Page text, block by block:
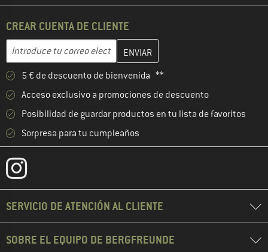
CREAR CUENTA DE CLIENTE
Dirección de correo electrónico
Introduce aquí tu dirección de correo electrónico y crea tu
5 € de descuento de bienvenida **
Acceso exclusivo a promociones de descuento
Posibilidad de guardar productos en tu lista de favoritos
Sorpresa para tu cumpleaños
SERVICIO DE ATENCIÓN AL CLIENTE
SOBRE EL EQUIPO DE BERGFREUNDE